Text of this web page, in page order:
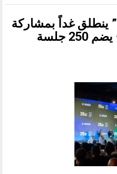
“الشارقة لريادة الأعمال 2026” ينطلق غداً بمشاركة
300 متحدث عالمي في برنامج يضم 250 جلسة